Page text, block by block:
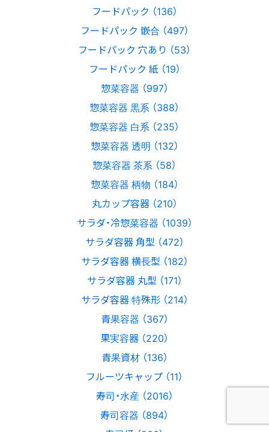
フードパック （136）
フードパック 嵌合 （497）
フードパック 穴あり （53）
フードパック 紙 （19）
惣菜容器 （997）
惣菜容器 黒系 （388）
惣菜容器 白系 （235）
惣菜容器 透明 （132）
惣菜容器 茶系 （58）
惣菜容器 柄物 （184）
丸カップ容器 （210）
サラダ・冷惣菜容器 （1039）
サラダ容器 角型 （472）
サラダ容器 横長型 （182）
サラダ容器 丸型 （171）
サラダ容器 特殊形 （214）
青果容器 （367）
果実容器 （220）
青果資材 （136）
フルーツキャップ （11）
寿司・水産 （2016）
寿司容器 （894）